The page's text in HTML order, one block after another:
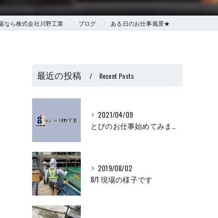
なら株式会社川野工業 ブログ ある日のお仕事風景★
最近の投稿 Recent Posts
2021/04/09
とびのお仕事始めてみませんか？
2019/08/02
8/1 現場の様子です